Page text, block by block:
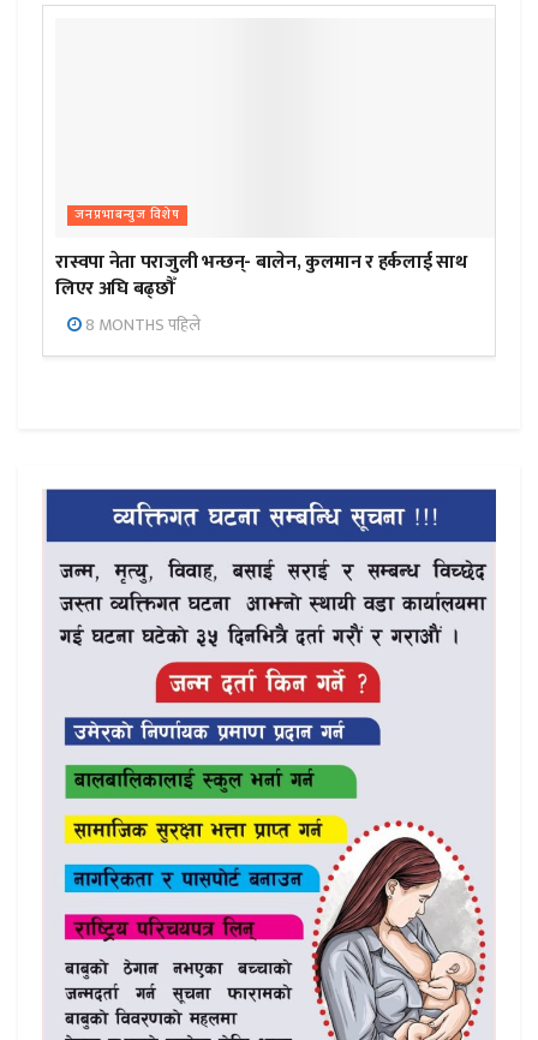
जनप्रभाबन्युज विशेष
रास्वपा नेता पराजुली भन्छन्- बालेन, कुलमान र हर्कलाई साथ
लिएर अघि बढ्छौँ
8 MONTHS पहिले